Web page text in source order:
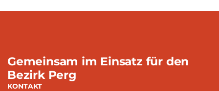
Gemeinsam im Einsatz für den
Bezirk Perg
KONTAKT